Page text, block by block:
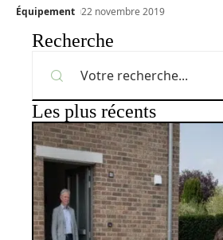
Équipement 22 novembre 2019
Recherche
Les plus récents